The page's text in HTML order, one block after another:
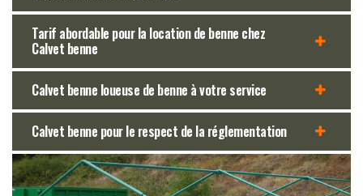
Tarif abordable pour la location de benne chez
Calvet benne
Calvet benne loueuse de benne à votre service
Calvet benne pour le respect de la réglementation